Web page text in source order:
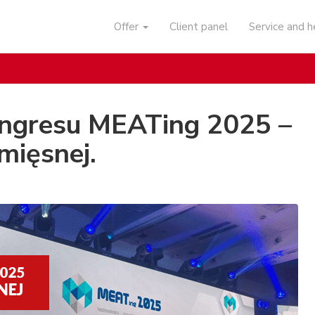
Offer Client panel Service and
MEATing 2025 –